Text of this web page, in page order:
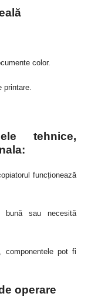
color.
tehnice,
funcționează
sau necesită
componentele pot fi
operare